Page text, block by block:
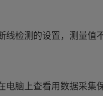
线检测的设置，测量值
电脑上查看用数据采集